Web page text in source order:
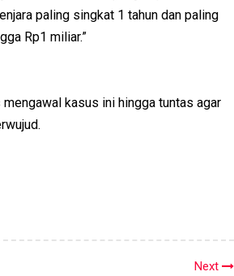
paling singkat 1 tahun dan paling
Rp1 miliar.”
kasus ini hingga tuntas agar
Next